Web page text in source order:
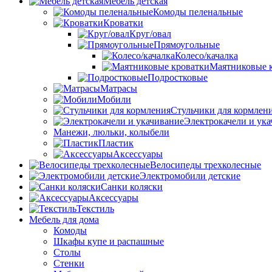
Комоды пеленальные
Кроватки
Круг/овал
Прямоугольные
Колесо/качалка
Маятниковые
Подростковые
Матрасы
Мобили
Стульчики для
Электрокачели и
Манежи, люльки, колыбели
Пластик
Аксессуары
Велосипеды трехколесные
Электромобили детские
Санки коляски
Аксессуары
Текстиль
Мебель для дома
Комоды
Шкафы купе и распашные
Столы
Стенки